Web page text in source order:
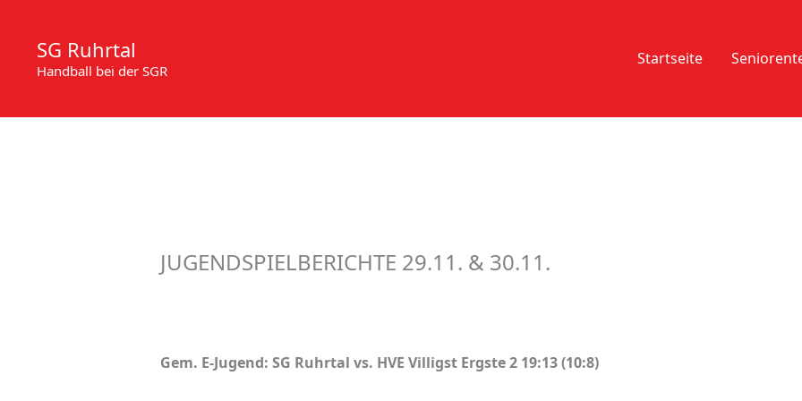
springenSG Ruhrtal
Handball bei der SGR
Startseite
JUGENDSPIELBERICHTE 29.11. & 30.11.
Gem. E-Jugend: SG Ruhrtal vs. HVE Villigst Ergste 2 19:13 (10:8)